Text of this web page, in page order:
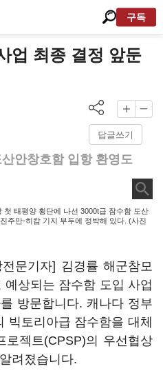
구독
업 최종 결정 앞둔
답글쓰기
안창호함 입항 환영도
태평양 횡단에 나선 3000t급 잠수함 도산
주만-히캄 기지 부두에 정박해 있다. (사진
문기자] 김경률 해군참모
상되는 잠수함 도입 사업
방문합니다. 캐나다 정부
빅토리아급 잠수함을 대체
젝트(CPSP)의 우선협상
려졌습니다.